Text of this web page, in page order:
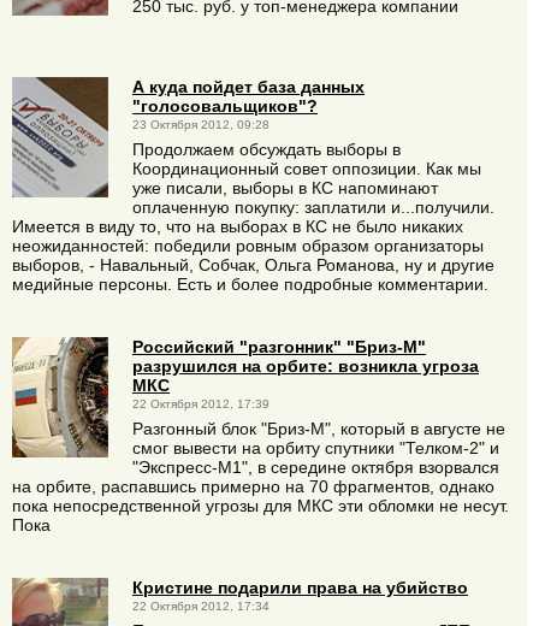
250 тыс. руб. у топ-менеджера компании
А куда пойдет база данных
"голосовальщиков"?
23 Октября 2012, 09:28
Продолжаем обсуждать выборы в
Координационный совет оппозиции. Как мы
уже писали, выборы в КС напоминают
оплаченную покупку: заплатили и...получили.
Имеется в виду то, что на выборах в КС не было никаких
неожиданностей: победили ровным образом организаторы
выборов, - Навальный, Собчак, Ольга Романова, ну и другие
медийные персоны. Есть и более подробные комментарии.
Российский "разгонник" "Бриз-М"
разрушился на орбите: возникла угроза
МКС
22 Октября 2012, 17:39
Разгонный блок "Бриз-М", который в августе не
смог вывести на орбиту спутники "Телком-2" и
"Экспресс-М1", в середине октября взорвался
на орбите, распавшись примерно на 70 фрагментов, однако
пока непосредственной угрозы для МКС эти обломки не несут.
Пока
Кристине подарили права на убийство
22 Октября 2012, 17:34